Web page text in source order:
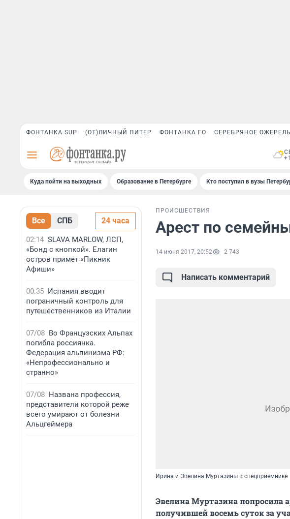
ФОНТАНКА SUP (ОТ)ЛИЧНЫЙ ПИТЕР ФОНТАНКА ГО СЕРЕБРЯНОЕ
Куда пойти на выходных Образование в Петербурге Кто поступил в вузы
Все СПБ 24 часа
02:14 SLAVA MARLOW, ЛСП,
«Бонд с кнопкой». Елагин
остров примет «Пикник
Афиши»
00:35 Испания вводит
пограничный контроль для
путешественников из Италии
07/08 Во Французских Альпах
погибла россиянка.
Федерация альпинизма РФ:
«Непрофессионально и
странно»
07/08 Названа профессия,
представители которой реже
всего умирают от болезни
Альцгеймера
ПРОИСШЕСТВИЯ
Арест по
14 июня 2017, 20:52 2 743
Написать комментарий
Ирина и Эвелина Муртазины в спецприемнике
Эвелина Муртазина попросила
получившей восемь суток за